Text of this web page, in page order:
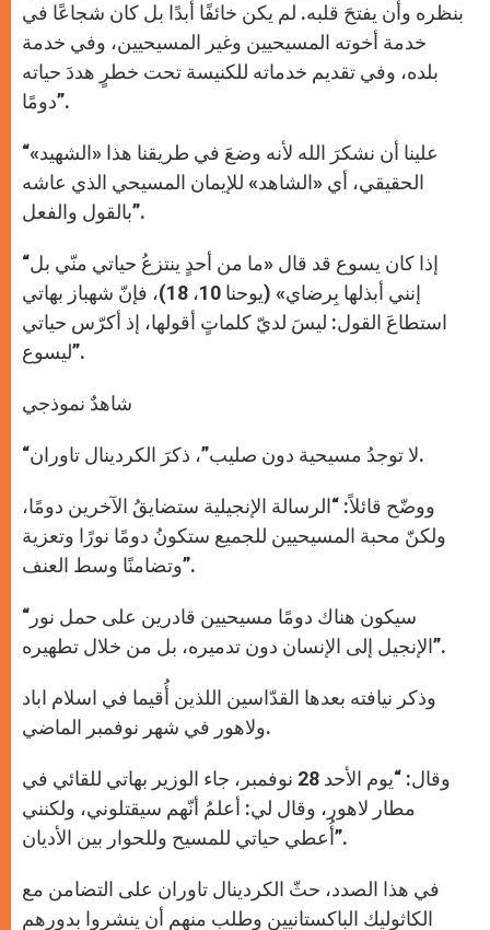
بنظره وأن يفتحَ قلبه. لم يكن خائفًا أبدًا بل كان شجاعًا في
خدمة أخوته المسيحيين وغير المسيحيين، وفي خدمة
بلده، وفي تقديم خدماته للكنيسة تحت خطرٍ هددَ حياته
دومًا”.
“علينا أن نشكرَ الله لأنه وضعَ في طريقنا هذا «الشهيد»
الحقيقي، أي «الشاهد» للإيمان المسيحي الذي عاشه
بالقول والفعل”.
“إذا كان يسوع قد قال «ما من أحدٍ ينتزعُ حياتي منّي بل
إنني أبذلها بِرضاي» (يوحنا 10، 18)، فإنّ شهباز بهاتي
استطاعَ القول: ليسَ لديّ كلماتٍ أقولها، إذ أكرّس حياتي
ليسوع”.
شاهدٌ نموذجي
“لا توجدُ مسيحية دون صليب”، ذكرَ الكردينال تاوران.
ووضّح قائلاً: “الرسالة الإنجيلية ستضايقُ الآخرين دومًا،
ولكنّ محبة المسيحيين للجميع ستكونُ دومًا نورًا وتعزية
وتضامنًا وسط العنف”.
“سيكون هناك دومًا مسيحيين قادرين على حمل نور
الإنجيل إلى الإنسان دون تدميره، بل من خلال تطهيره”.
وذكر نيافته بعدها القدّاسين اللذين أُقيما في اسلام اباد
ولاهور في شهر نوفمبر الماضي.
وقال: “يوم الأحد 28 نوفمبر، جاء الوزير بهاتي للقائي في
مطار لاهور، وقال لي: أعلمُ أنّهم سيقتلوني، ولكنني
أُعطي حياتي للمسيح وللحوار بين الأديان”.
في هذا الصدد، حثّ الكردينال تاوران على التضامن مع
الكاثوليك الباكستانيين وطلب منهم أن ينشروا بدورهم